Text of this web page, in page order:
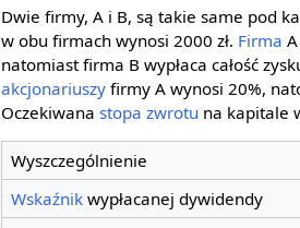
Dwie firmy, A i B, są takie same pod
w obu firmach wynosi 2000 zł. Firma
natomiast firma B wypłaca całość
akcjonariuszy firmy A wynosi 20%,
Oczekiwanastopa zwrotu na kapitale
Wyszczególnienie
Wskaźnikwypłacanej dywidendy